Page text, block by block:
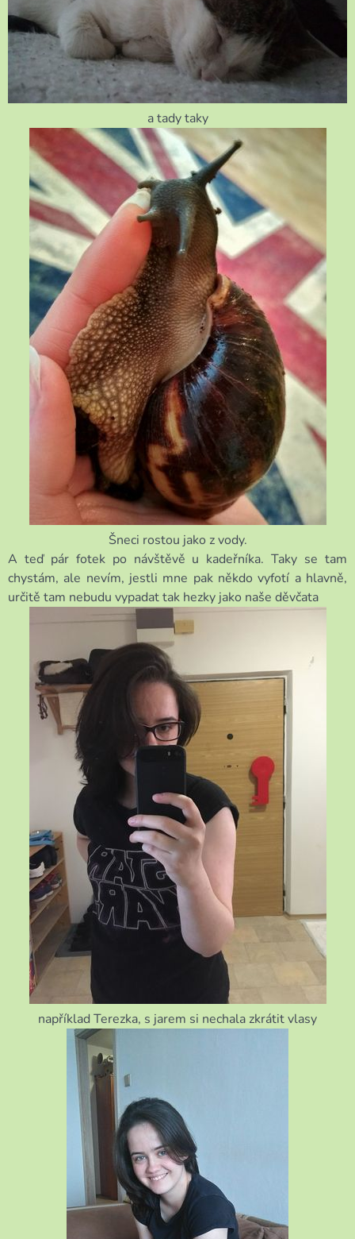
a tady taky
Šneci rostou jako z vody.
A teď pár fotek po návštěvě u kadeřníka. Taky se tam
chystám, ale nevím, jestli mne pak někdo vyfotí a hlavně,
určitě tam nebudu vypadat tak hezky jako naše děvčata
například Terezka, s jarem si nechala zkrátit vlasy